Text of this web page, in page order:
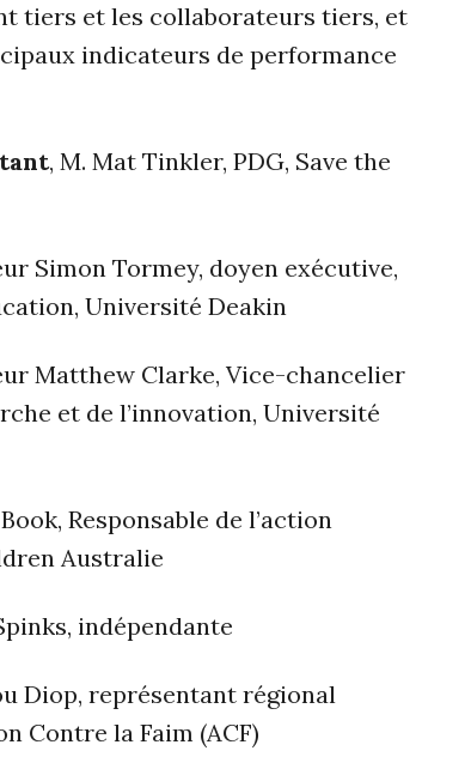
tiers et les collaborateurs tiers, et
indicateurs de performance
, M. Mat Tinkler, PDG, Save the
Simon Tormey, doyen exécutive,
Université Deakin
Matthew Clarke, Vice-chancelier
et de l’innovation, Université
Responsable de l’action
Australie
indépendante
Diop, représentant régional
Contre la Faim (ACF)